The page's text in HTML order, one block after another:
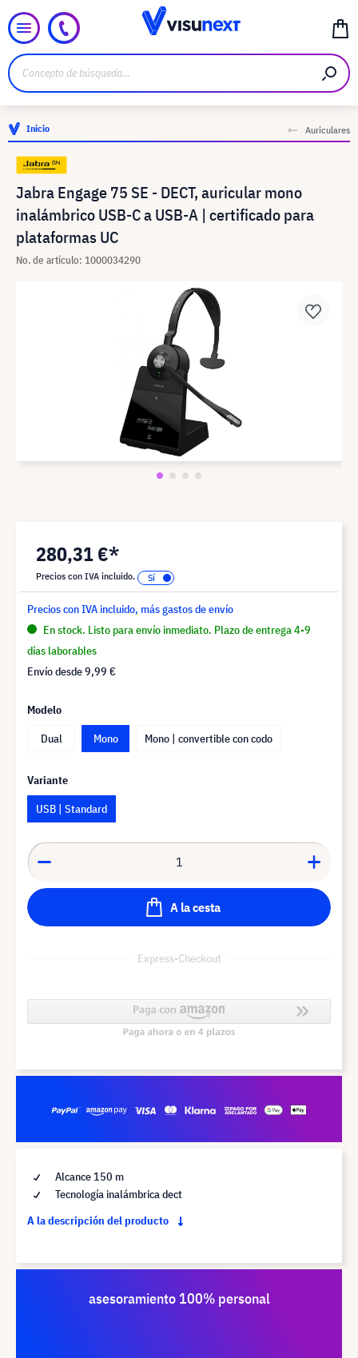
Inicio Auriculares
Jabra Engage 75 SE - DECT, auricular mono
inalámbrico USB-C a USB-A | certificado para
plataformas UC
No. de artículo: 1000034290
280,31 €*
Precios con IVA incluido.
Precios con IVA incluido, más gastos de envío
En stock. Listo para envío inmediato. Plazo de entrega 4-9
días laborables
Envío desde9,99 €
Modelo
Dual
Mono Mono | convertible con codo
Variante
USB | Standard
A la cesta
Express-Checkout
Alcance 150 m
Tecnología inalámbrica dect
A la descripción del producto
asesoramiento 100% personal